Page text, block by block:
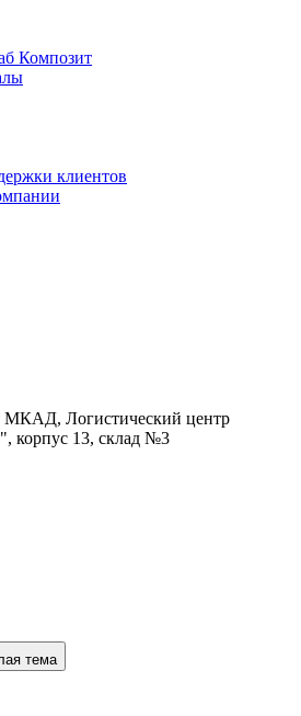
Композит
клиентов
МКАД, Логистический центр
корпус 13, склад №3
тема